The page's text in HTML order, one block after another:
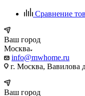
Сравнение
Ваш город
Москва
info@mwhome.ru
г. Москва, Вавилова
Ваш город